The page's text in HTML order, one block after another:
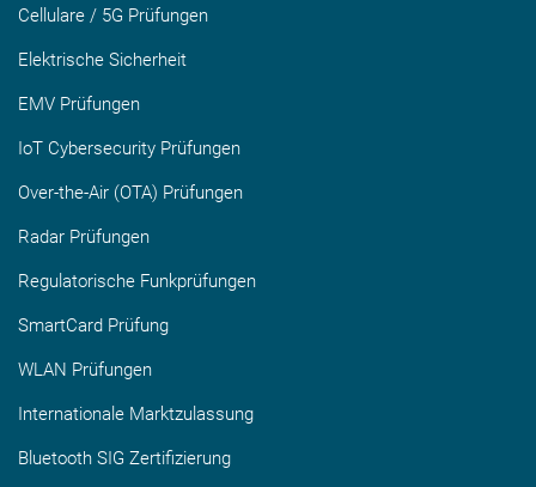
Cellulare / 5G Prüfungen
Elektrische Sicherheit
EMV Prüfungen
IoT Cybersecurity Prüfungen
Over-the-Air (OTA) Prüfungen
Radar Prüfungen
Regulatorische Funkprüfungen
SmartCard Prüfung
WLAN Prüfungen
Internationale Marktzulassung
Bluetooth SIG Zertifizierung